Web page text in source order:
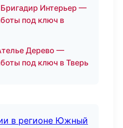
Интерьер —
под ключ в
Дерево —
под ключ в Тверь
в регионе Южный